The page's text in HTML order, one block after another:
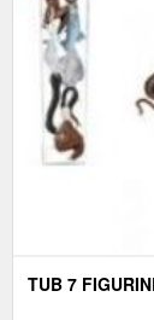
TUB 7